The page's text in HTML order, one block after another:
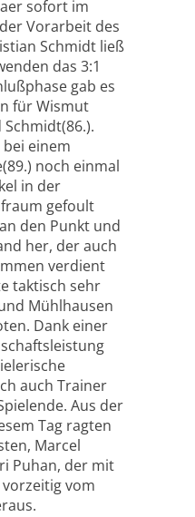
sofort im
Vorarbeit des
Schmidt ließ
das 3:1
gab es
für Wismut
einem
noch einmal
in der
gefoult
den Punkt und
her, der auch
verdient
taktisch sehr
Mühlhausen
Dank einer
auch Trainer
Aus der
Tag ragten
Marcel
Puhan, der mit
vom